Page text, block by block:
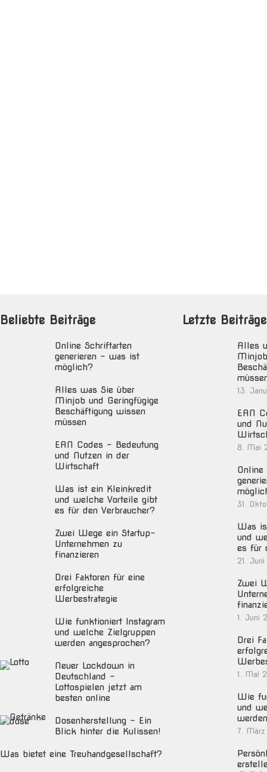
Beliebte Beiträge
Online Schriftarten
generieren – was ist
möglich?
Alles was Sie über
Minjob und Geringfügige
Beschäftigung wissen
müssen
EAN Codes – Bedeutung
und Nutzen in der
Wirtschaft
Was ist ein Kleinkredit
und welche Vorteile gibt
es für den Verbraucher?
Zwei Wege ein Startup-
Unternehmen zu
finanzieren
Drei Faktoren für eine
erfolgreiche
Werbestrategie
Wie funktioniert Instagram
und welche Zielgruppen
werden angesprochen?
Neuer Lockdown in
Deutschland –
Lottospielen jetzt am
besten online
Dosenherstellung – Ein
Blick hinter die Kulissen!
Was bietet eine Treuhandgesellschaft?
Letzte Beiträge
Alles
13.
EAN
und
8. Mai
Online
31.
Was
und
es für
21.
Zwei
1. Juni
Drei
1. Mai
Wie
und
7. März